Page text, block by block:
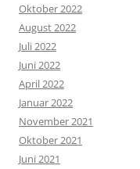
Oktober 2022
August 2022
Juli 2022
Juni 2022
April 2022
Januar 2022
November 2021
Oktober 2021
Juni 2021